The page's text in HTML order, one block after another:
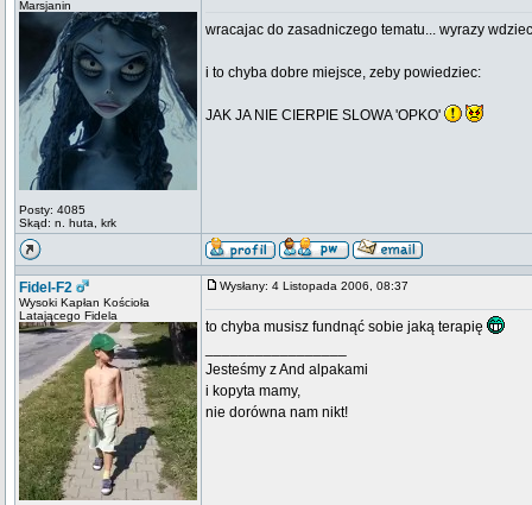
Marsjanin
Posty: 4085
Skąd: n. huta, krk
wracajac do zasadniczego tematu... wyrazy
i to chyba dobre miejsce, zeby powiedziec:
JAK JA NIE CIERPIE SLOWA 'OPKO'
Fidel-F2
Wysoki Kapłan Kościoła
Latającego Fidela
Wysłany: 4 Listopada 2006, 08:37
to chyba musisz fundnąć sobie jaką terapię
Jesteśmy z And alpakami
i kopyta mamy,
nie dorówna nam nikt!